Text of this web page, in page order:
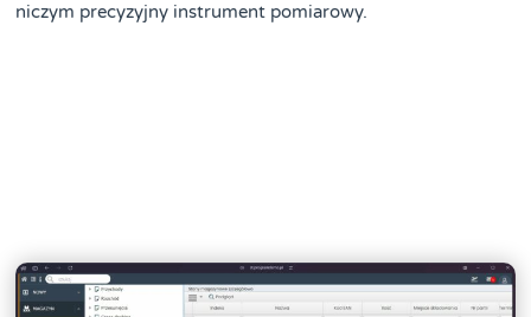
niczym precyzyjny instrument pomiarowy.